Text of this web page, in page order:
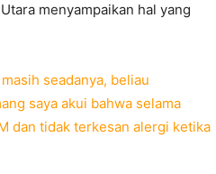
menyampaikan hal yang
seadanya, beliau
saya akui bahwa selama
dan tidak terkesan alergi ketika